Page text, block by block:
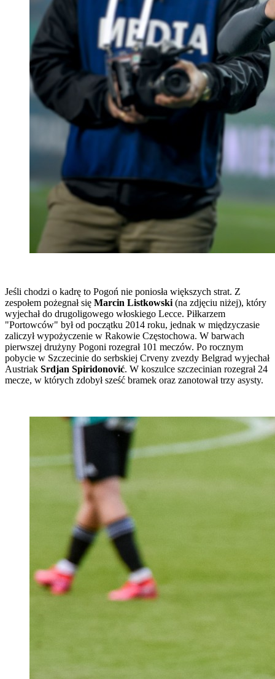
Jeśli chodzi o kadrę to Pogoń nie poniosła większych strat. Z
zespołem pożegnał się Marcin Listkowski (na zdjęciu niżej), który
wyjechał do drugoligowego włoskiego Lecce. Piłkarzem
"Portowców" był od początku 2014 roku, jednak w międzyczasie
zaliczył wypożyczenie w Rakowie Częstochowa. W barwach
pierwszej drużyny Pogoni rozegrał 101 meczów. Po rocznym
pobycie w Szczecinie do serbskiej Crveny zvezdy Belgrad wyjechał
Austriak Srdjan Spiridonović. W koszulce szczecinian rozegrał 24
mecze, w których zdobył sześć bramek oraz zanotował trzy asysty.